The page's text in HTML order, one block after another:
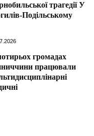
трагедії У
Подільському
громадах
працювали